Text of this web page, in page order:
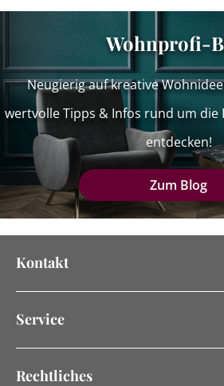
Wohnprofi-
Neugierig auf kreative
wertvolle Tipps & Infos rund um die
entdecken!
Zum Blog
Kontakt
Service
Rechtliches